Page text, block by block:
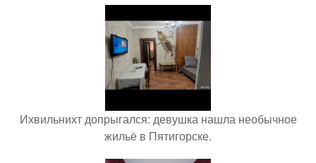
Ихвильнихт допрыгался: девушка нашла необычное
жильё в Пятигорске.